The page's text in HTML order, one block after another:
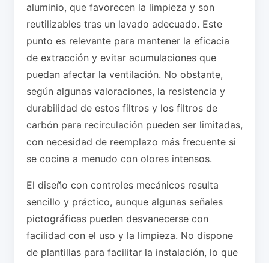
aluminio, que favorecen la limpieza y son
reutilizables tras un lavado adecuado. Este
punto es relevante para mantener la eficacia
de extracción y evitar acumulaciones que
puedan afectar la ventilación. No obstante,
según algunas valoraciones, la resistencia y
durabilidad de estos filtros y los filtros de
carbón para recirculación pueden ser limitadas,
con necesidad de reemplazo más frecuente si
se cocina a menudo con olores intensos.
El diseño con controles mecánicos resulta
sencillo y práctico, aunque algunas señales
pictográficas pueden desvanecerse con
facilidad con el uso y la limpieza. No dispone
de plantillas para facilitar la instalación, lo que